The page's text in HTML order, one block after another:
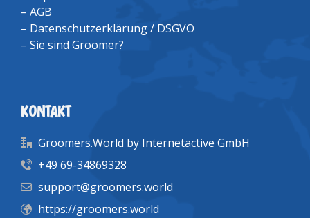
– AGB
– Datenschutzerklärung / DSGVO
– Sie sind Groomer?
KONTAKT
Groomers.World by Internetactive GmbH
+49 69-34869328
support@groomers.world
https://groomers.world